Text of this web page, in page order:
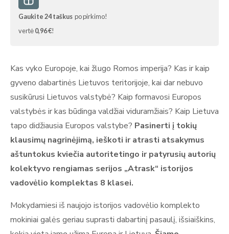
Gaukite24taškus po pirkimo!
vertė0,96 €!
Kas vyko Europoje, kai žlugo Romos imperija? Kas ir kaip
gyveno dabartinės Lietuvos teritorijoje, kai dar nebuvo
susikūrusi Lietuvos valstybė? Kaip formavosi Europos
valstybės ir kas būdinga valdžiai viduramžiais? Kaip Lietuva
tapo didžiausia Europos valstybe? Pasinerti į tokių
klausimų nagrinėjimą, ieškoti ir atrasti atsakymus
aštuntokus kviečia autoritetingo ir patyrusių autorių
kolektyvo rengiamas serijos „Atrask“ istorijos
vadovėlio komplektas 8 klasei.
Mokydamiesi iš naujojo istorijos vadovėlio komplekto
mokiniai galės geriau suprasti dabartinį pasaulį, išsiaiškins,